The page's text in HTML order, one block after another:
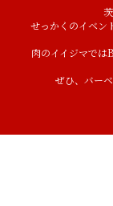
せっかくのイベン
肉のイイジマでは
ぜひ、バー